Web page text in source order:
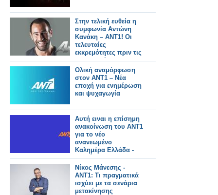
Στην τελική ευθεία η
συμφωνία Αντώνη
Κανάκη – ΑΝΤ1! Οι
τελευταίες
εκκρεμότητες πριν τις
υπογραφές...
Ολική αναμόρφωση
στον ΑΝΤ1 – Νέα
εποχή για ενημέρωση
και ψυχαγωγία
Αυτή ειναι η επίσημη
ανακοίνωση του ΑΝΤ1
για το νέο
ανανεωμένο
Καλημέρα Ελλάδα -
Αυτοί θα το
παρουσιάζουν
Νίκος Μάνεσης -
ΑΝΤ1: Τι πραγματικά
ισχύει με τα σενάρια
μετακίνησης